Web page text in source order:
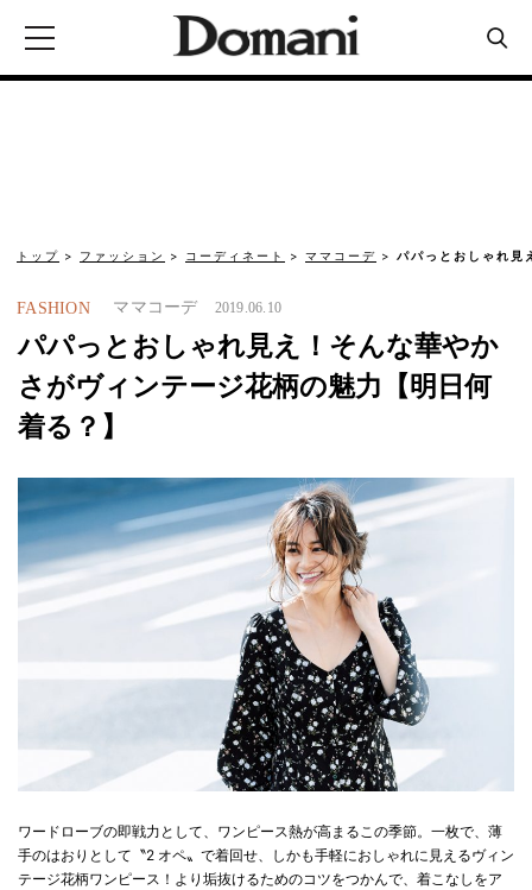
トップ ファッション コーディネート ママコーデ パパっとおしゃれ見
FASHION ママコーデ 2019.06.10
パパっとおしゃれ見え！そんな華やか
さがヴィンテージ花柄の魅力【明日何
着る？】
ワードローブの即戦力として、ワンピース熱が高まるこの季節。一枚で、薄
手のはおりとして〝2 オペ〟で着回せ、しかも手軽におしゃれに見えるヴィン
テージ花柄ワンピース！より垢抜けるためのコツをつかんで、着こなしをア